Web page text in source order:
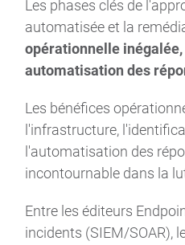
Les phases clés de
automatisée et la
opérationnelle
automatisation des
Les bénéfices
l'infrastructure,
l'automatisation des
incontournable dans la
Entre les éditeurs
incidents (SIEM/SOAR),